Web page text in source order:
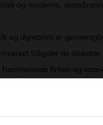
og moderne,
og dyreprint er
tilbyder de
fascinerende firben og
delikate sommerfugle og
maleriske palmer,
blomster. Disse
NÆSTE